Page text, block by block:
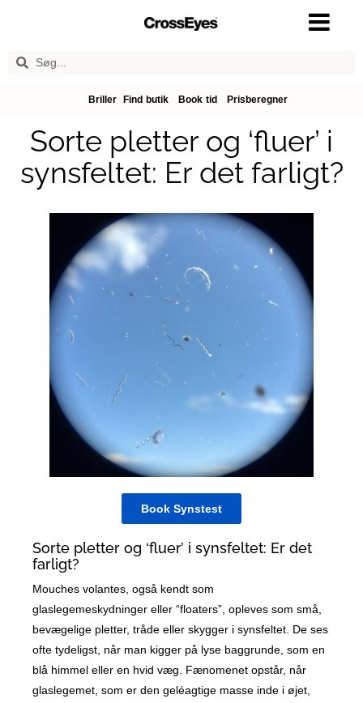
Briller Find butik Book tid Prisberegner
Sorte pletter og ‘fluer’ i
synsfeltet: Er det farligt?
Book Synstest
Sorte pletter og ‘fluer’ i synsfeltet: Er det
farligt?
Mouches volantes, også kendt som
glaslegemeskydninger eller “floaters”, opleves som små,
bevægelige pletter, tråde eller skygger i synsfeltet. De ses
ofte tydeligst, når man kigger på lyse baggrunde, som en
blå himmel eller en hvid væg. Fænomenet opstår, når
glaslegemet, som er den geléagtige masse inde i øjet,